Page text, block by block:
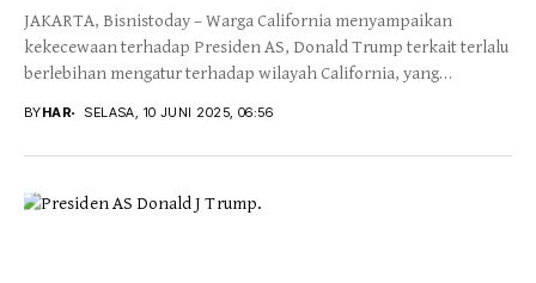
JAKARTA, Bisnistoday – Warga California menyampaikan
kekecewaan terhadap Presiden AS, Donald Trump terkait terlalu
berlebihan mengatur terhadap wilayah California, yang
BYHAR SELASA, 10 JUNI 2025, 06:56